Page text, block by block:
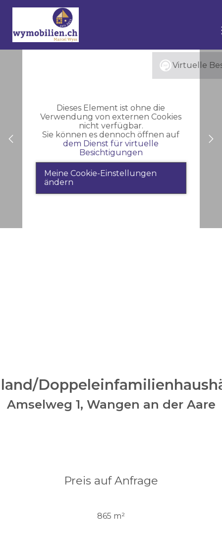
Virtuelle
Dieses Element ist ohne die
Verwendung von externen Cookies
nicht verfügbar.
Sie können es dennoch öffnen auf
dem Dienst für virtuelle
Besichtigungen
Meine Cookie-Einstellungen
ändern
Amselweg 1, Wangen an der Aare
Preis auf Anfrage
865 m²